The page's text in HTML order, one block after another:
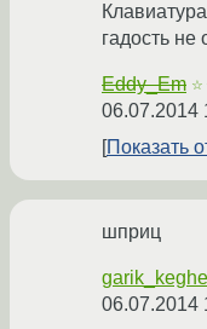
гадость не
Eddy_Em
06.07.2014
Показать
шприц
06.07.2014